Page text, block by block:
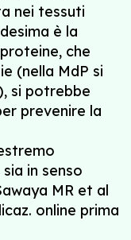
nei tessuti
è la
che
(nella MdP si
si potrebbe
prevenire la
in senso
MR et al
online prima